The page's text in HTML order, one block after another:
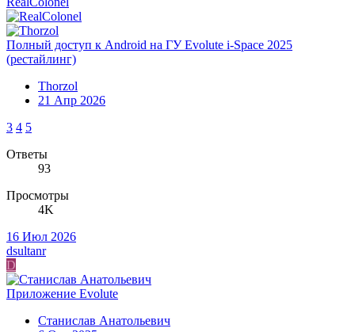
Полный доступ к Android на ГУ Evolute i-Space 2025
(рестайлинг)
Thorzol
21 Апр 2026
3 4 5
Ответы
93
Просмотры
4K
16 Июл 2026
dsultanr
D
Приложение Evolute
Станислав Анатольевич